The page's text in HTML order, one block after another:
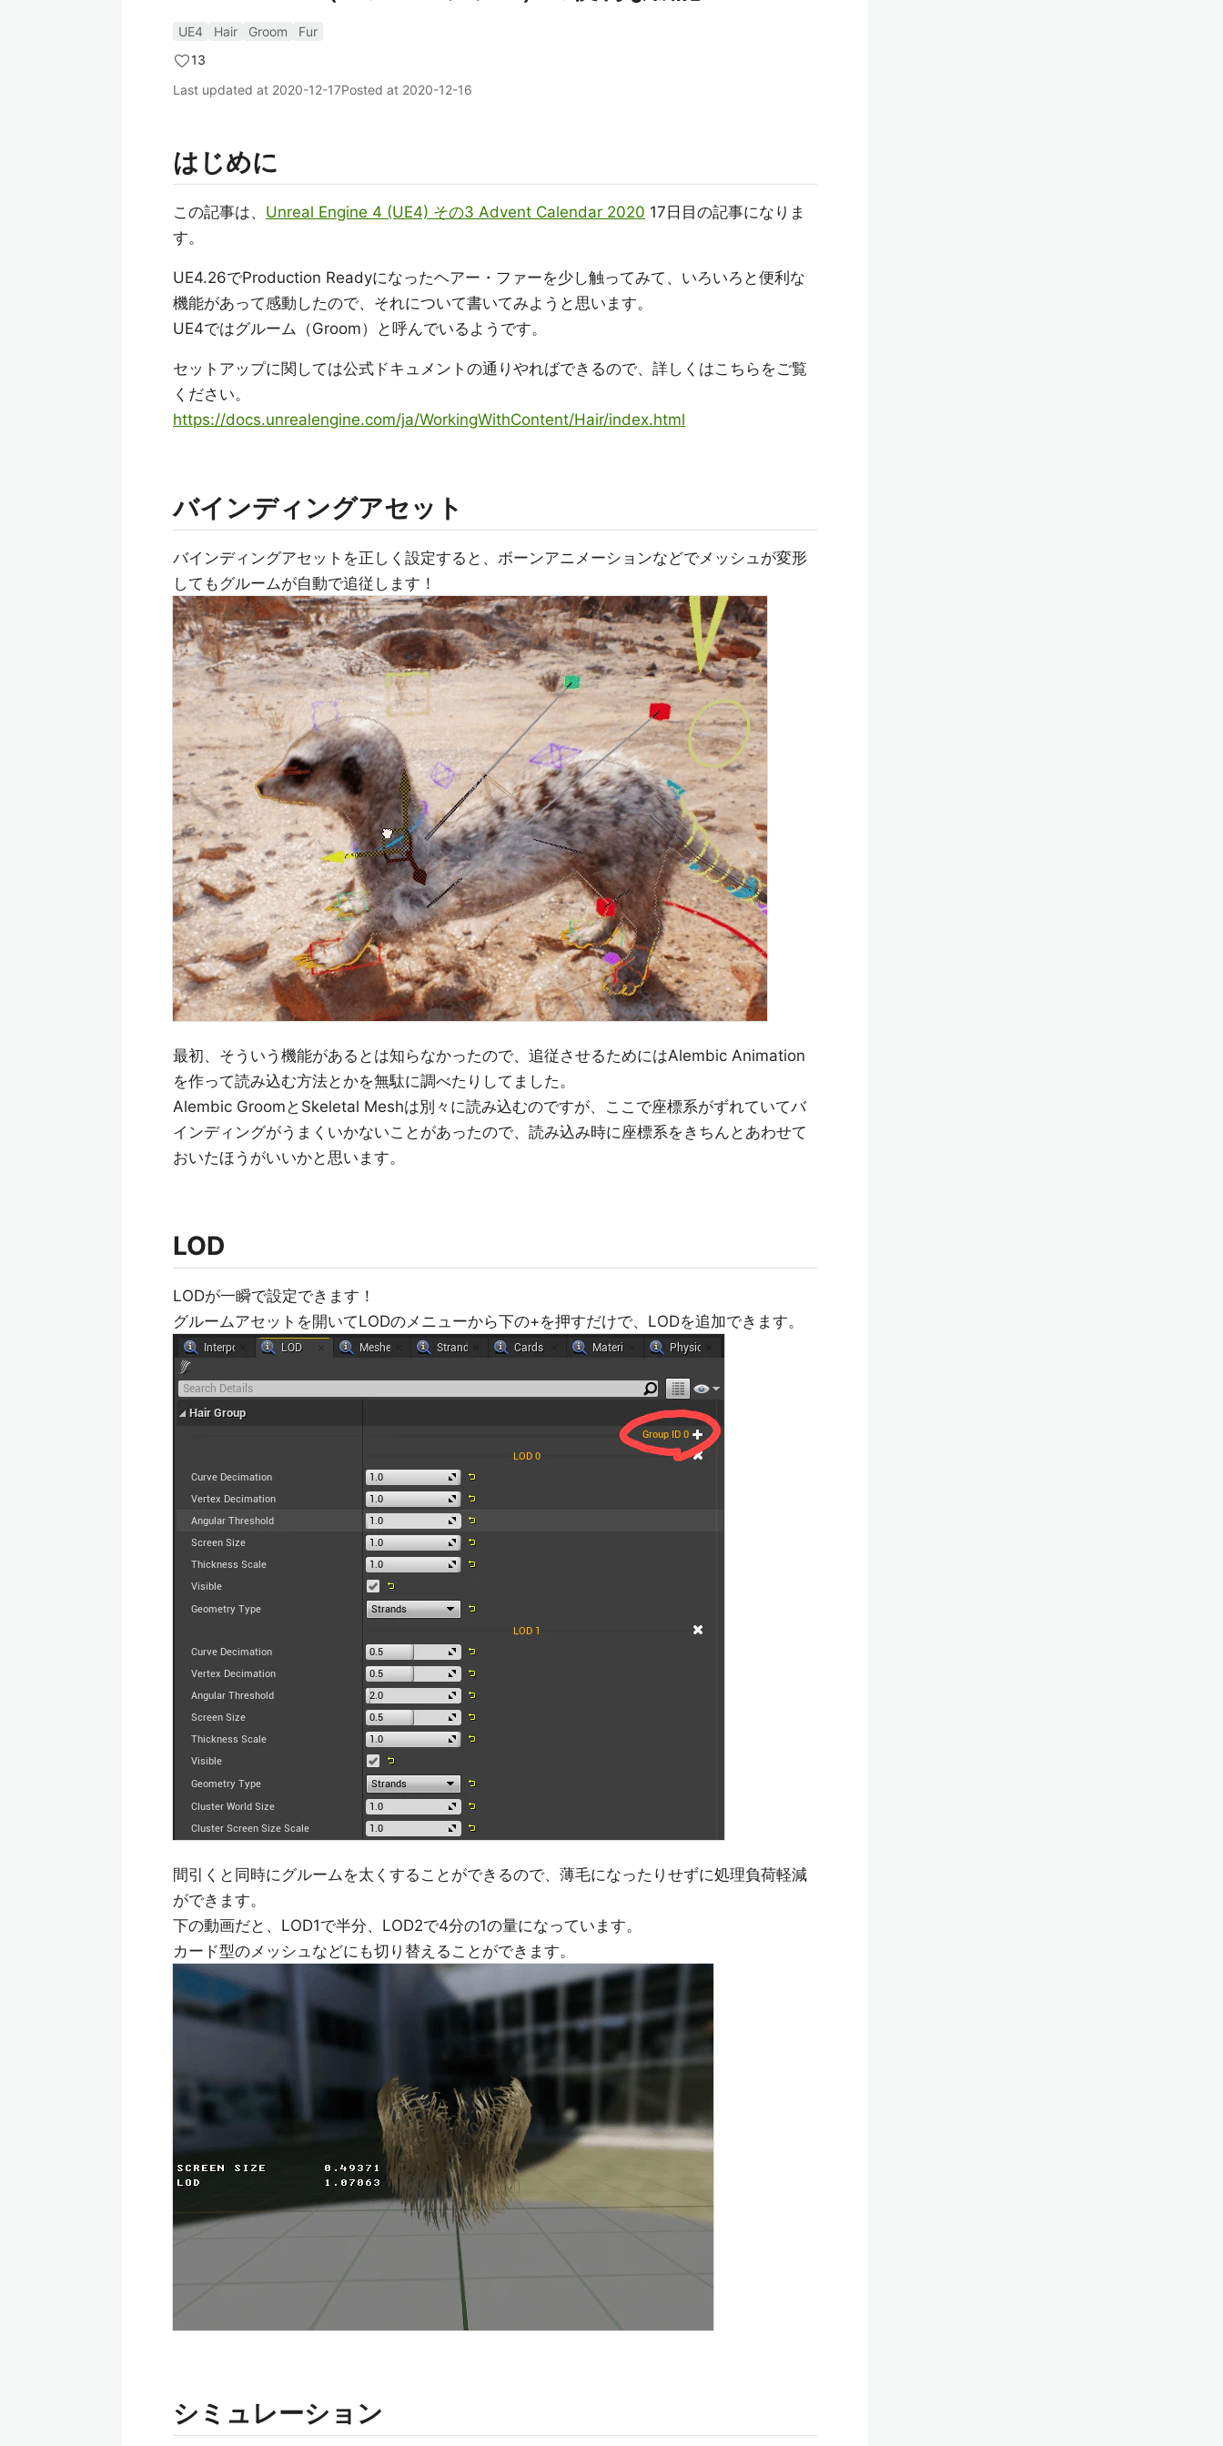
UE4 Hair Groom
Fur
13
Last updated at 2020-12-17Posted at 2020-12-16
はじめに
この記事は、 Unreal Engine 4 (UE4) その3 Advent Calendar 2020 17日目の記事になりま
す。
UE4.26でProduction Readyになったヘアー・ファーを少し触ってみて、いろいろと便利な
機能があって感動したので、それについて書いてみようと思います。
UE4ではグルーム（Groom）と呼んでいるようです。
セットアップに関しては公式ドキュメントの通りやればできるので、詳しくはこちらをご覧
ください。
https://docs.unrealengine.com/ja/WorkingWithContent/Hair/index.html
バインディングアセット
バインディングアセットを正しく設定すると、ボーンアニメーションなどでメッシュが変形
してもグルームが自動で追従します！
最初、そういう機能があるとは知らなかったので、追従させるためにはAlembic Animation
を作って読み込む方法とかを無駄に調べたりしてました。
Alembic GroomとSkeletal Meshは別々に読み込むのですが、ここで座標系がずれていてバ
インディングがうまくいかないことがあったので、読み込み時に座標系をきちんとあわせて
おいたほうがいいかと思います。
LOD
LODが一瞬で設定できます！
グルームアセットを開いてLODのメニューから下の+を押すだけで、LODを追加できます。
間引くと同時にグルームを太くすることができるので、薄毛になったりせずに処理負荷軽減
ができます。
下の動画だと、LOD1で半分、LOD2で4分の1の量になっています。
カード型のメッシュなどにも切り替えることができます。
シミュレーション